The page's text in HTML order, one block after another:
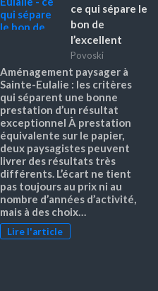
ce qui sépare le
bon de
l’excellent
Povoski
Aménagement paysager à
Sainte-Eulalie : les critères
qui séparent une bonne
prestation d’un résultat
exceptionnel À prestation
équivalente sur le papier,
deux paysagistes peuvent
livrer des résultats très
différents. L’écart ne tient
pas toujours au prix ni au
nombre d’années d’activité,
mais à des choix…
Lire l'article